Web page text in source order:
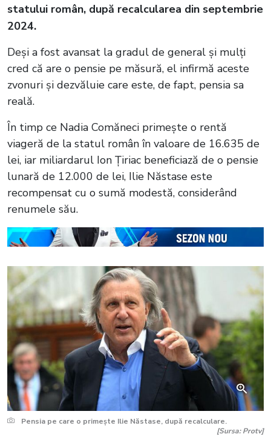
statului român, după recalcularea din septembrie
2024.
Deși a fost avansat la gradul de general și mulți
cred că are o pensie pe măsură, el infirmă aceste
zvonuri și dezvăluie care este, de fapt, pensia sa
reală.
În timp ce Nadia Comăneci primește o rentă
viageră de la statul român în valoare de 16.635 de
lei, iar miliardarul Ion Țiriac beneficiază de o pensie
lunară de 12.000 de lei, Ilie Năstase este
recompensat cu o sumă modestă, considerând
renumele său.
Pensia pe care o primește Ilie Năstase, după recalculare.
[Sursa: Protv]